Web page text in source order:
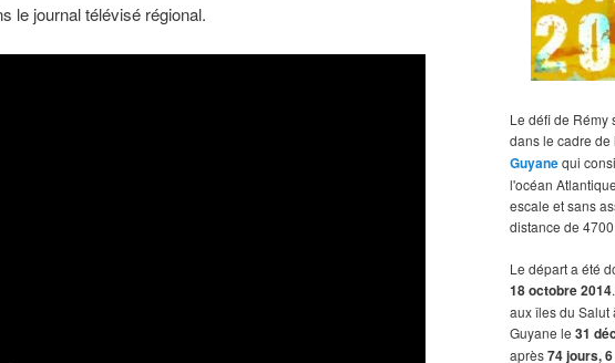
le journal télévisé régional.
Le défi de Rémy
dans le cadre de
Guyanequi
l'océan
escale et sans
distance de
Le départ a été
18 octobre 2014
aux îles du Salut
Guyane le 31
après74 jours,